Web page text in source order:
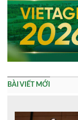
BÀI VIẾT MỚI